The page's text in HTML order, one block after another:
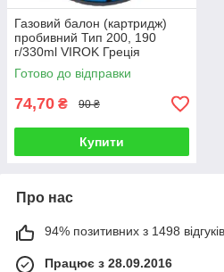
Газовий балон (картридж)
пробивний Тип 200, 190
г/330ml VIROK Греція
Готово до відправки
74,70 ₴ 90 ₴
Купити
Про нас
94% позитивних з 1498
Працює з 28.09.2016